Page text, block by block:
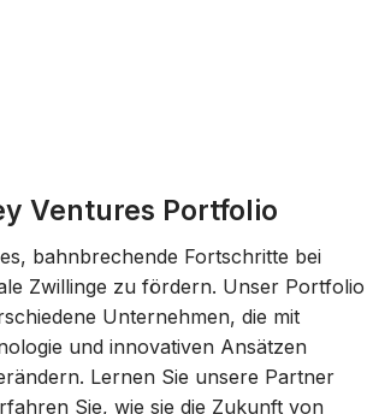
Ventures Portfolio
bahnbrechende Fortschritte bei
Zwillinge zu fördern. Unser Portfolio
Unternehmen, die mit
und innovativen Ansätzen
Lernen Sie unsere Partner
Sie, wie sie die Zukunft von